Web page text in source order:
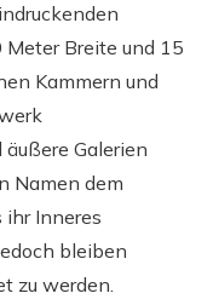
Breite und 15
Kammern und
Galerien
Namen dem
Inneres
bleiben
zu werden.